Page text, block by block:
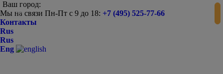
Ваш город:
Мы на связи Пн-Пт с 9 до 18: +7 (495) 525-77-66
Контакты
Rus
Rus
Eng
-